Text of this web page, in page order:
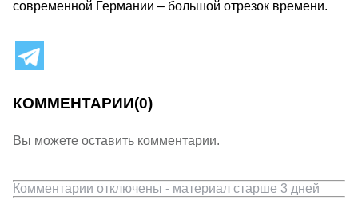
современной Германии – большой отрезок времени.
КОММЕНТАРИИ(0)
Вы можете оставить комментарии.
Комментарии отключены - материал старше 3 дней